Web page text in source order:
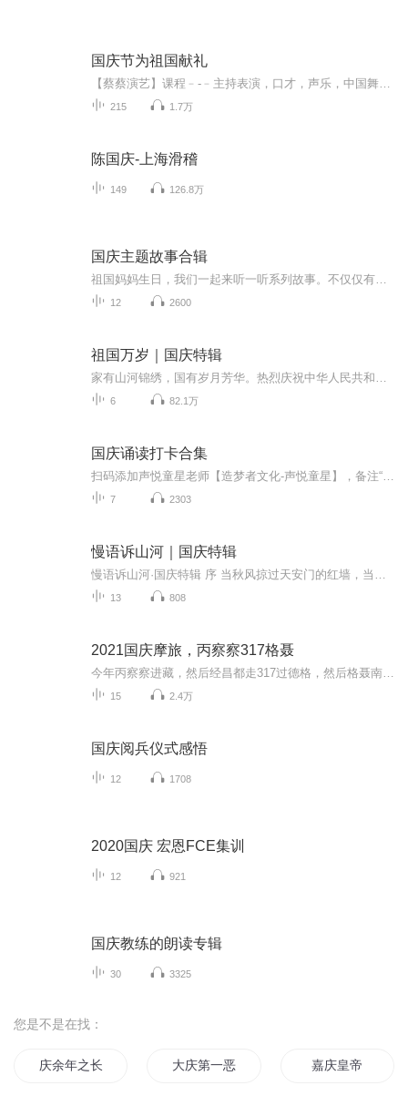
国庆节为祖国献礼
215 1.7万
陈国庆-上海滑稽
149 126.8万
国庆主题故事合辑
12 2600
祖国万岁｜国庆特辑
6 82.1万
国庆诵读打卡合集
7 2303
慢语诉山河｜国庆特辑
13 808
2021国庆摩旅，丙察察317格聂
15 2.4万
国庆阅兵仪式感悟
12 1708
2020国庆 宏恩FCE集训
12 921
国庆教练的朗读专辑
30 3325
您是不是在找：
庆余年之长歌行 大庆第一恶 嘉庆皇帝